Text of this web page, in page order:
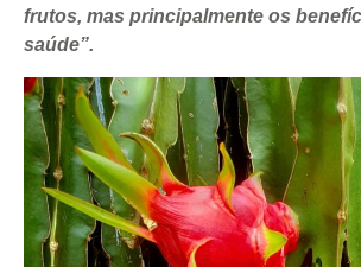
frutos, mas principalmente os
saúde”.